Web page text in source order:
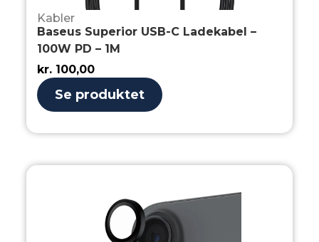
Kabler
Baseus Superior USB-C Ladekabel –
100W PD – 1M
kr. 100,00
Se produktet